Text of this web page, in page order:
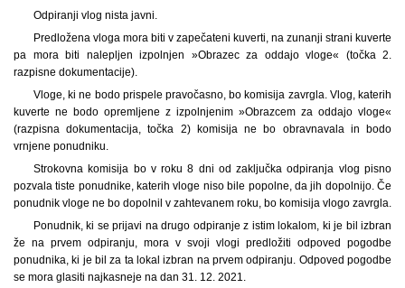
Odpiranji vlog nista javni.
Predložena vloga mora biti v zapečateni kuverti, na zunanji strani kuverte
pa mora biti nalepljen izpolnjen »Obrazec za oddajo vloge« (točka 2.
razpisne dokumentacije).
Vloge, ki ne bodo prispele pravočasno, bo komisija zavrgla. Vlog, katerih
kuverte ne bodo opremljene z izpolnjenim »Obrazcem za oddajo vloge«
(razpisna dokumentacija, točka 2) komisija ne bo obravnavala in bodo
vrnjene ponudniku.
Strokovna komisija bo v roku 8 dni od zaključka odpiranja vlog pisno
pozvala tiste ponudnike, katerih vloge niso bile popolne, da jih dopolnijo. Če
ponudnik vloge ne bo dopolnil v zahtevanem roku, bo komisija vlogo zavrgla.
Ponudnik, ki se prijavi na drugo odpiranje z istim lokalom, ki je bil izbran
že na prvem odpiranju, mora v svoji vlogi predložiti odpoved pogodbe
ponudnika, ki je bil za ta lokal izbran na prvem odpiranju. Odpoved pogodbe
se mora glasiti najkasneje na dan 31. 12. 2021.